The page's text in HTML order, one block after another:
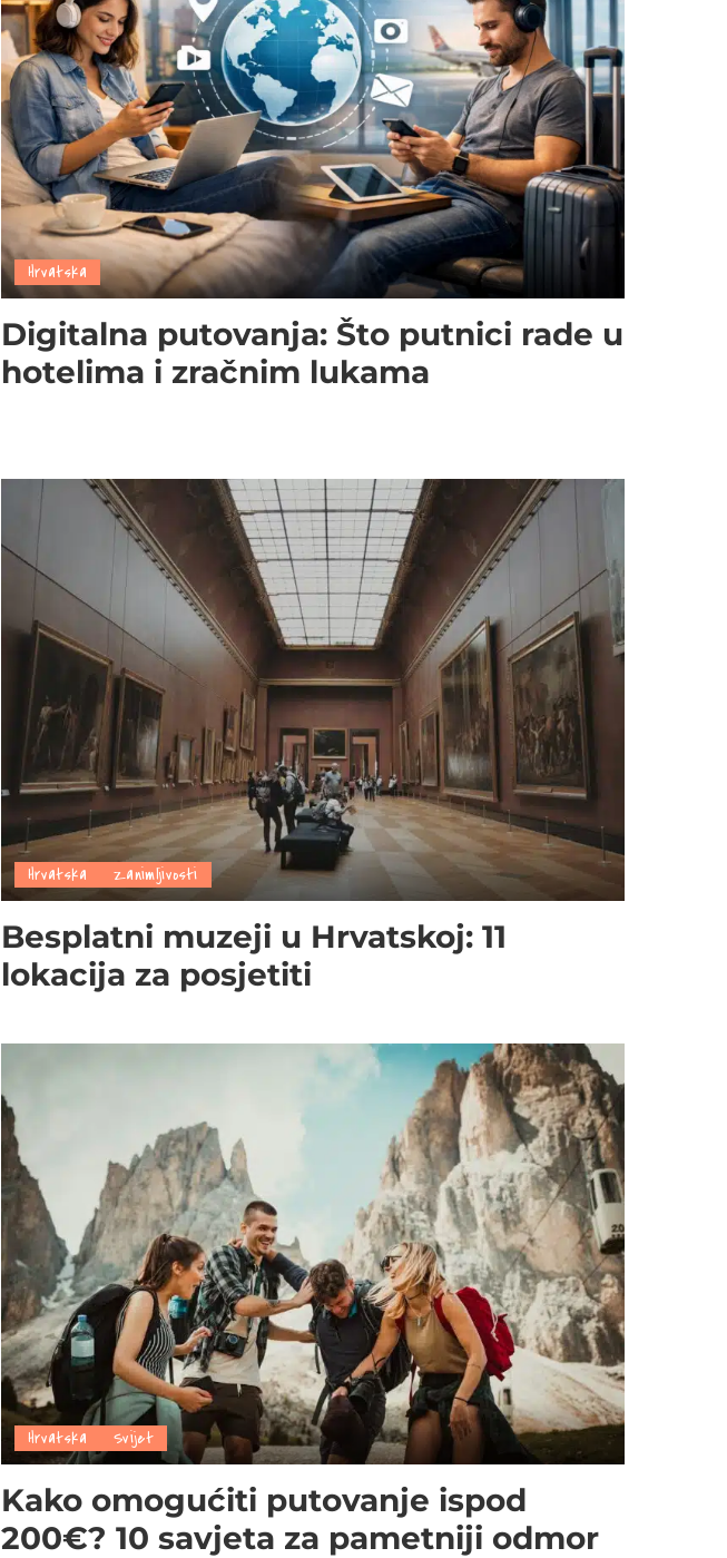
Hrvatska
Digitalna putovanja: Što putnici rade u
hotelima i zračnim lukama
Hrvatska Zanimljivosti
Besplatni muzeji u Hrvatskoj: 11
lokacija za posjetiti
Hrvatska Svijet
Kako omogućiti putovanje ispod
200€? 10 savjeta za pametniji odmor